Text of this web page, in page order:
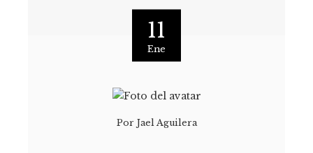
11
Ene
Por Jael Aguilera